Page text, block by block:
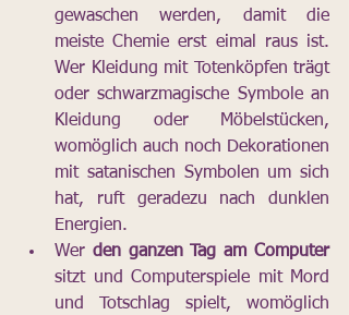
gewaschen werden, damit die
meiste Chemie erst eimal raus ist.
Wer Kleidung mit Totenköpfen trägt
oder schwarzmagische Symbole an
Kleidung oder Möbelstücken,
womöglich auch noch Dekorationen
mit satanischen Symbolen um sich
hat, ruft geradezu nach dunklen
Energien.
Wer den ganzen Tag am Computer
sitzt und Computerspiele mit Mord
und Totschlag spielt, womöglich